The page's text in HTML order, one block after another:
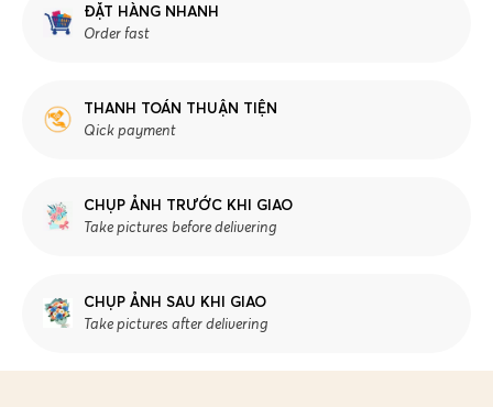
ĐẶT HÀNG NHANH
Order fast
THANH TOÁN THUẬN TIỆN
Qick payment
CHỤP ẢNH TRƯỚC KHI GIAO
Take pictures before delivering
CHỤP ẢNH SAU KHI GIAO
Take pictures after delivering